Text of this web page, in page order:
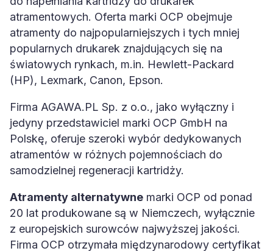
atramentowych. Oferta marki OCP obejmuje
atramenty do najpopularniejszych i tych mniej
popularnych drukarek znajdujących się na
światowych rynkach, m.in. Hewlett-Packard
(HP), Lexmark, Canon, Epson.
jedyny przedstawiciel marki OCP GmbH na
Polskę, oferuje szeroki wybór dedykowanych
atramentów w różnych pojemnościach do
samodzielnej regeneracji kartridży.
20 lat produkowane są w Niemczech, wyłącznie
z europejskich surowców najwyższej jakości.
Firma OCP otrzymała międzynarodowy certyfikat